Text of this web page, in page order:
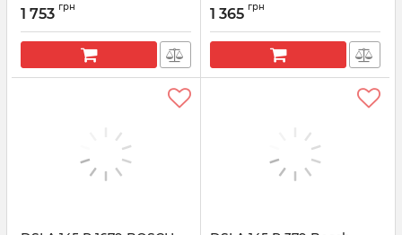
Артикул:
1 753 грн
Артикул:
1 365 грн